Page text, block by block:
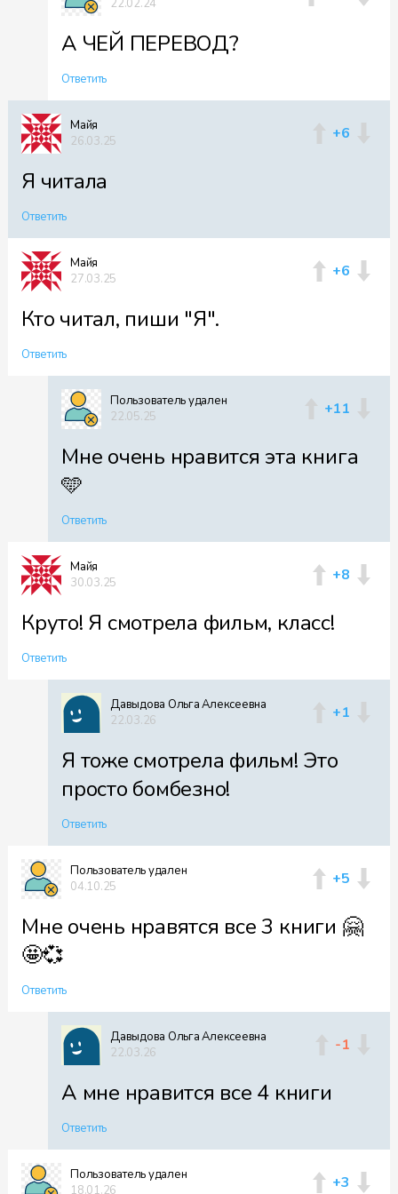
Файл 51
Файл 52
Файл 53
Файл 55
Файл 56
Файл 57
Файл 58
Файл 59
Файл 61
Файл 62
22.02.24
А ЧЕЙ ПЕРЕВОД?
Ответить
Майя
26.03.25
+6
Я читала
Ответить
Майя
27.03.25
+6
Кто читал, пиши "Я".
Ответить
Пользователь удален
22.05.25
+11
Мне очень нравится эта книга
🩵
Ответить
Майя
30.03.25
+8
Круто! Я смотрела фильм, класс!
Ответить
Давыдова Ольга Алексеевна
22.03.26
+1
Я тоже смотрела фильм! Это
просто бомбезно!
Ответить
Пользователь удален
04.10.25
+5
Мне очень нравятся все 3 книги 🤗
🤩💞
Ответить
Давыдова Ольга Алексеевна
22.03.26
-1
А мне нравится все 4 книги
Ответить
Пользователь удален
18.01.26
+3